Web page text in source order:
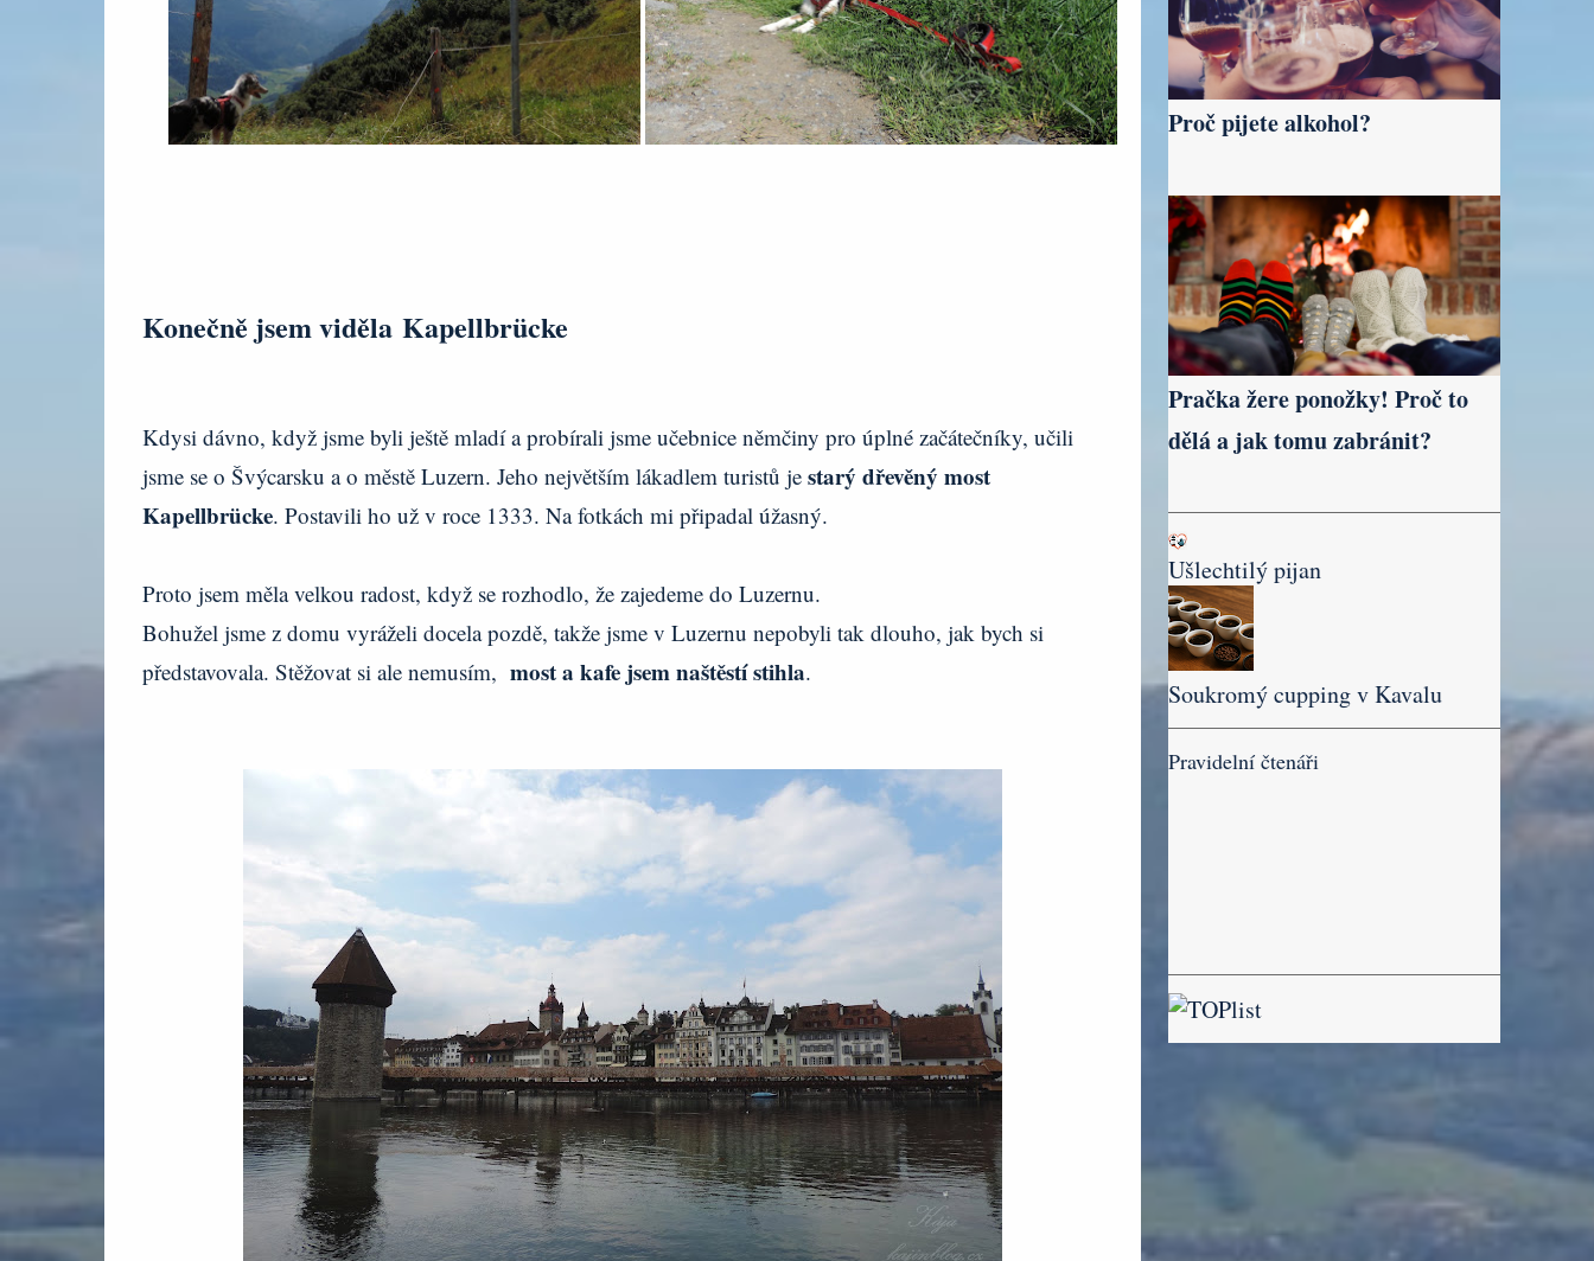
Konečně jsem viděla Kapellbrücke
Kdysi dávno, když jsme byli ještě mladí a probírali jsme učebnice němčiny pro úplné začátečníky, učili
jsme se o Švýcarsku a o městě Luzern. Jeho největším lákadlem turistů je starý dřevěný most
Kapellbrücke. Postavili ho už v roce 1333. Na fotkách mi připadal úžasný.
Proto jsem měla velkou radost, když se rozhodlo, že zajedeme do Luzernu.
Bohužel jsme z domu vyráželi docela pozdě, takže jsme v Luzernu nepobyli tak dlouho, jak bych si
představovala. Stěžovat si ale nemusím, most a kafe jsem naštěstí stihla.
Proč pijete alkohol?
Pračka žere ponožky! Proč to
dělá a jak tomu zabránit?
Ušlechtilý pijan
Soukromý cupping v Kavalu
Pravidelní čtenáři